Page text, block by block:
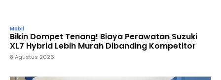
Mobil
Bikin Dompet Tenang! Biaya Perawatan Suzuki
XL7 Hybrid Lebih Murah Dibanding Kompetitor
8 Agustus 2026